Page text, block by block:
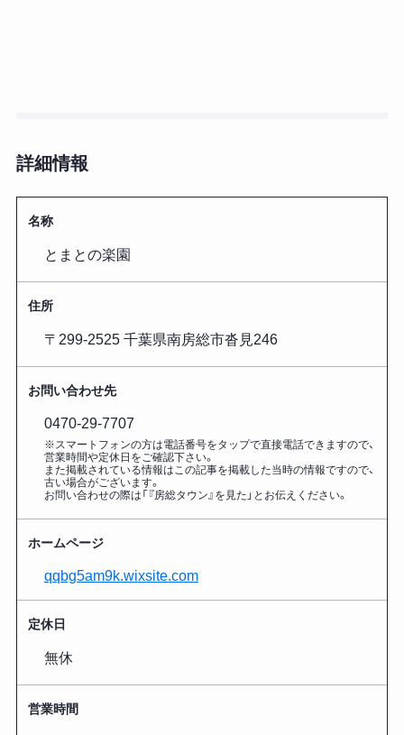
詳細情報
名称
とまとの楽園
住所
〒299-2525 千葉県南房総市沓見246
お問い合わせ先
0470-29-7707
※スマートフォンの方は電話番号をタップで直接電話できますので、
営業時間や定休日をご確認下さい。
また掲載されている情報はこの記事を掲載した当時の情報ですので、
古い場合がございます。
お問い合わせの際は「『房総タウン』を見た」とお伝えください。
ホームページ
qqbg5am9k.wixsite.com
定休日
無休
営業時間